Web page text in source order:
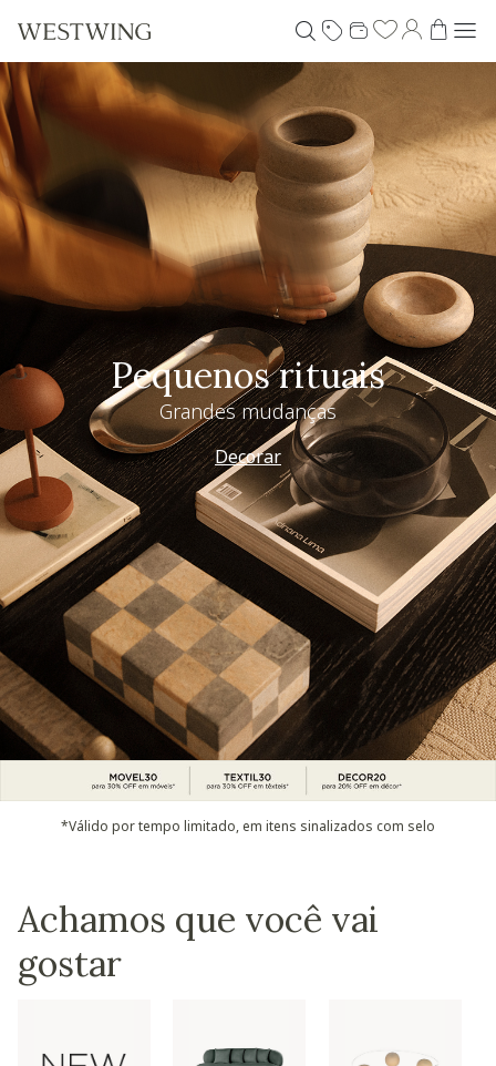
Pequenos rituais
Grandes mudanças
Decorar
*Válido por tempo limitado, em itens sinalizados com selo
Achamos que você vai
gostar